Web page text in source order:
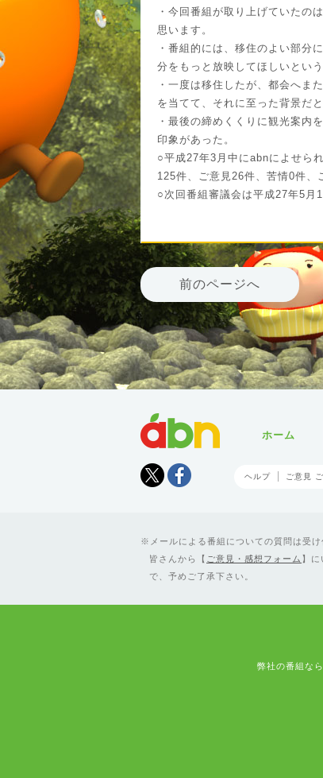
・今回番組が取り上げていたの
思います。
・番組的には、移住のよい部分
分をもっと放映してほしいとい
・一度は移住したが、都会へま
を当てて、それに至った背景だ
・最後の締めくくりに観光案内
印象があった。
○平成27年3月中にabnによせら
125件、ご意見26件、苦情0件、
○次回番組審議会は平成27年5月
前のページへ
Tweet
ホーム
ヘルプ ご意見
メールによる番組についての質問は受
皆さんから【 ご意見・感想フォーム 】に
で、予めご了承下さい。
弊社の番組な